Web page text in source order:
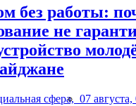
без работы:
не
сфера, 07